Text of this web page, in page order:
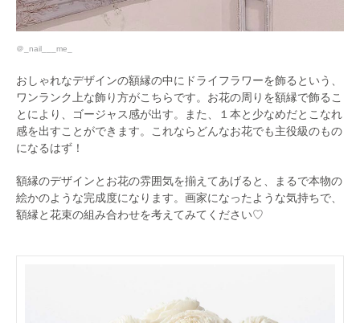
＠_nail___me_
おしゃれなデザインの額縁の中にドライフラワーを飾るという、
ワンランク上な飾り方がこちらです。お花の周りを額縁で飾るこ
とにより、ゴージャス感が出す。また、１本と少なめだとこなれ
感を出すことができます。これならどんなお花でも主役級のもの
になるはず！
額縁のデザインとお花の雰囲気を揃えてあげると、まるで本物の
絵かのような完成度になります。画家になったような気持ちで、
額縁と花束の組み合わせを考えてみてください♡